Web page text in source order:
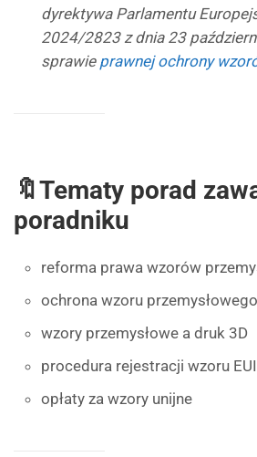
dyrektywa Parlamentu
2024/2823 z dnia 23
sprawie prawnej ochrony
🔖Tematy porad
poradniku
reforma prawa wzorów
ochrona wzoru
wzory przemysłowe a druk 3D
procedura rejestracji wzoru
opłaty za wzory unijne